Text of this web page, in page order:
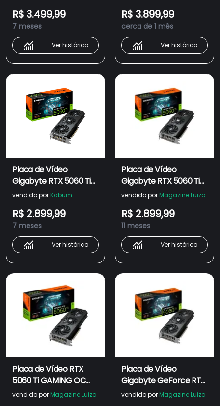
128bits, RGB, DLSS, Ray
Tracing - GV-
N406TGAMING OC-
8GD
R$ 3.499,99
7 meses
Ver histórico
128bits, RGB, DLSS, Ray
Tracing - GV-
N506TGAMING OC-
16GD
R$ 3.899,99
cerca de 1 mês
Ver histórico
Placa de Vídeo
Gigabyte RTX 5060 Ti
GAMING OC 8G NVIDIA
RGB, DLSS, Ray Tracing
- GV-N506TGAMING
OC-8GD
vendido por Kabum
R$ 2.899,99
7 meses
Ver histórico
Placa de Vídeo
Gigabyte RTX 5060 Ti
GAMING OC 8G NVIDIA
RGB, DLSS, Ray Tracing
- GV-N506TGAMING
OC-8GD
vendido por Magazine Luiza
R$ 2.899,99
11 meses
Ver histórico
Placa de Vídeo RTX
5060 Ti GAMING OC
16G Gigabyte NVIDIA
vendido por Magazine Luiza
Placa de Vídeo
Gigabyte GeForce RTX
5060 Ti GAMING OC
vendido por Magazine Luiza